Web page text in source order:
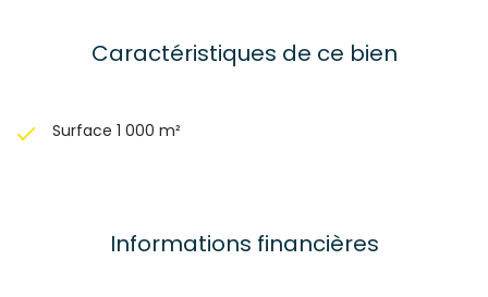
Caractéristiques de ce bien
Surface 1 000 m²
Informations financières